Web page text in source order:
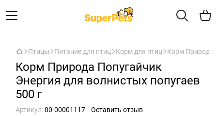
Птицы Питание для птиц Корм для птиц Корм Природа
Корм Природа Попугайчик
Энергия для волнистых попугаев
500 г
Артикул:00-00001117 Оставить отзыв